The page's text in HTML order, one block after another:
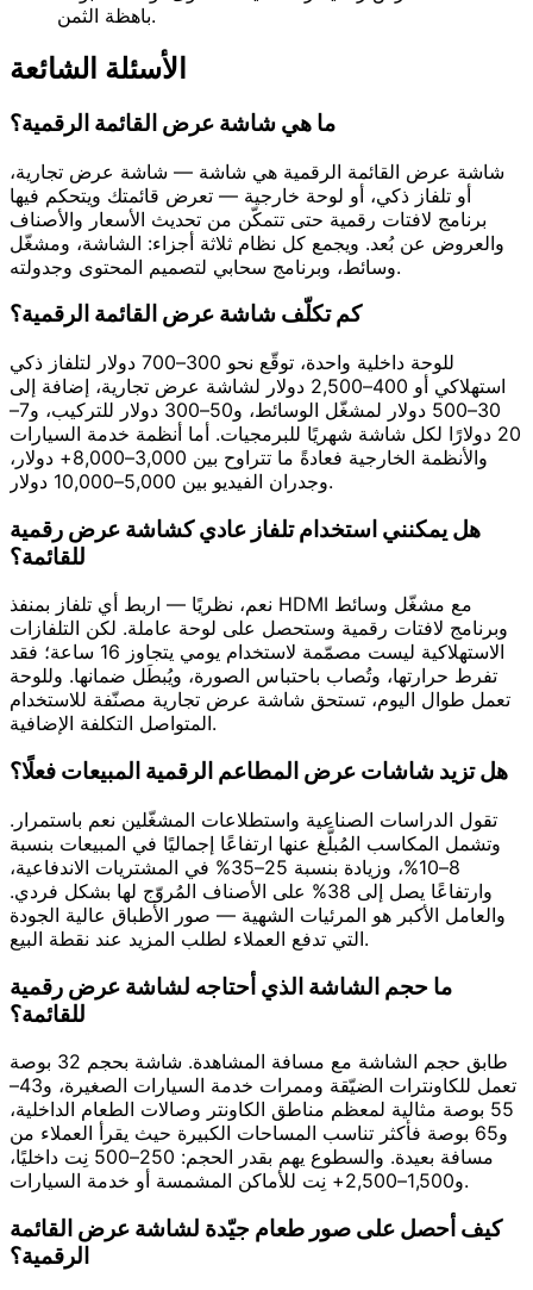
باهظة الثمن.
الأسئلة الشائعة
ما هي شاشة عرض القائمة الرقمية؟
شاشة عرض القائمة الرقمية هي شاشة — شاشة عرض تجارية،
أو تلفاز ذكي، أو لوحة خارجية — تعرض قائمتك ويتحكم فيها
برنامج لافتات رقمية حتى تتمكّن من تحديث الأسعار والأصناف
والعروض عن بُعد. ويجمع كل نظام ثلاثة أجزاء: الشاشة، ومشغّل
وسائط، وبرنامج سحابي لتصميم المحتوى وجدولته.
كم تكلّف شاشة عرض القائمة الرقمية؟
للوحة داخلية واحدة، توقّع نحو 300–700 دولار لتلفاز ذكي
استهلاكي أو 400–2,500 دولار لشاشة عرض تجارية، إضافة إلى
30–500 دولار لمشغّل الوسائط، و50–300 دولار للتركيب، و7–
20 دولارًا لكل شاشة شهريًا للبرمجيات. أما أنظمة خدمة السيارات
والأنظمة الخارجية فعادةً ما تتراوح بين 3,000–8,000+ دولار،
وجدران الفيديو بين 5,000–10,000 دولار.
هل يمكنني استخدام تلفاز عادي كشاشة عرض رقمية
للقائمة؟
نعم، نظريًا — اربط أي تلفاز بمنفذ HDMI مع مشغّل وسائط
وبرنامج لافتات رقمية وستحصل على لوحة عاملة. لكن التلفازات
الاستهلاكية ليست مصمّمة لاستخدام يومي يتجاوز 16 ساعة؛ فقد
تفرط حرارتها، وتُصاب باحتباس الصورة، ويُبطَل ضمانها. وللوحة
تعمل طوال اليوم، تستحق شاشة عرض تجارية مصنّفة للاستخدام
المتواصل التكلفة الإضافية.
هل تزيد شاشات عرض المطاعم الرقمية المبيعات فعلًا؟
تقول الدراسات الصناعية واستطلاعات المشغّلين نعم باستمرار.
وتشمل المكاسب المُبلَّغ عنها ارتفاعًا إجماليًا في المبيعات بنسبة
8–10%، وزيادة بنسبة 25–35% في المشتريات الاندفاعية،
وارتفاعًا يصل إلى 38% على الأصناف المُروّج لها بشكل فردي.
والعامل الأكبر هو المرئيات الشهية — صور الأطباق عالية الجودة
التي تدفع العملاء لطلب المزيد عند نقطة البيع.
ما حجم الشاشة الذي أحتاجه لشاشة عرض رقمية
للقائمة؟
طابق حجم الشاشة مع مسافة المشاهدة. شاشة بحجم 32 بوصة
تعمل للكاونترات الضيّقة وممرات خدمة السيارات الصغيرة، و43–
55 بوصة مثالية لمعظم مناطق الكاونتر وصالات الطعام الداخلية،
و65 بوصة فأكثر تناسب المساحات الكبيرة حيث يقرأ العملاء من
مسافة بعيدة. والسطوع يهم بقدر الحجم: 250–500 نِت داخليًا،
و1,500–2,500+ نِت للأماكن المشمسة أو خدمة السيارات.
كيف أحصل على صور طعام جيّدة لشاشة عرض القائمة
الرقمية؟